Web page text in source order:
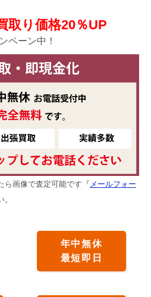
取り価格20％UP
ペーン中！
ら画像で査定可能です『 メールフォー
年中無休
最短即日